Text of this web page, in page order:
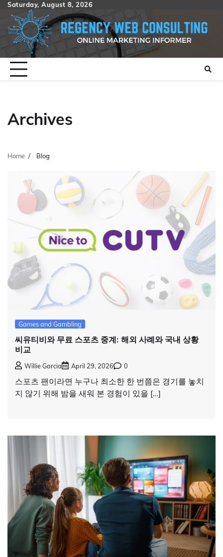
Skip
content
Saturday, August 8, 2026
Archives
Home Blog
Games and Gambling
씨유티비와 무료 스포츠 중계: 해외 사례와 국내 상황
비교
Willie Garcia April 29, 2026 0
스포츠 팬이라면 누구나 최소한 한 번쯤은 경기를 놓치
지 않기 위해 밤을 새워 본 경험이 있을 […]